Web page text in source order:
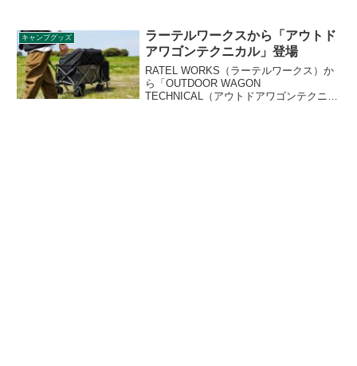
ントです。詳細をレビューします。
キャンプグッズ
ラーテルワークスから「アウトド
アワゴンテクニカル」登場
RATEL WORKS（ラーテルワークス）か
ら「OUTDOOR WAGON
TECHNICAL（アウトドアワゴンテクニカ